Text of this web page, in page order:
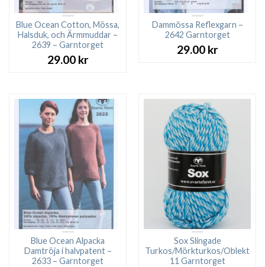
Blue Ocean Cotton, Mössa,
Halsduk, och Ärmmuddar –
2639 – Garntorget
29.00 kr
Dammössa Reflexgarn –
2642 Garntorget
29.00 kr
Blue Ocean Alpacka
Damtröja i halvpatent –
2633 – Garntorget
Sox Slingade
Turkos/Mörkturkos/Oblekt
11 Garntorget